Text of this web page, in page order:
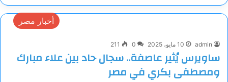
أخبار مصر
admin 10 مايو، 2025 0
211
ساويرس يُثير عاصفة.. سجال حاد بين علاء مبارك
ومصطفى بكري في مصر